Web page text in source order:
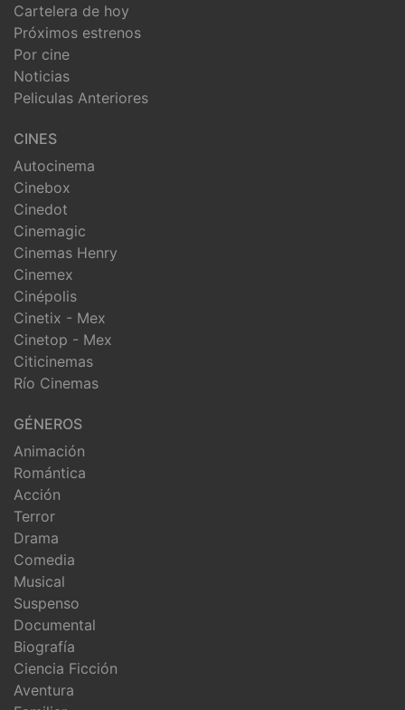
Cartelera de hoy
Próximos estrenos
Por cine
Noticias
Peliculas Anteriores
CINES
Autocinema
Cinebox
Cinedot
Cinemagic
Cinemas Henry
Cinemex
Cinépolis
Cinetix - Mex
Cinetop - Mex
Citicinemas
Río Cinemas
GÉNEROS
Animación
Romántica
Acción
Terror
Drama
Comedia
Musical
Suspenso
Documental
Biografía
Ciencia Ficción
Aventura